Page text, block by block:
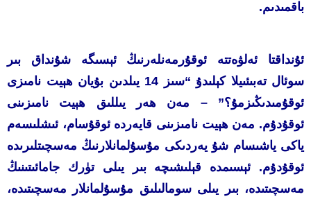
باقمىدىم.
ئۇنداقتا ئەلۋەتتە ئوقۇرمەنلەرنىڭ ئېسىگە شۇنداق بىر
سوئال تەبىئىيلا كېلىدۇ “سىز 14 يىلدىن بۇيان ھېيت نامىزى
ئوقۇمىدىڭىزمۇ؟” – مەن ھەر يىللىق ھېيت نامىزىنى
ئوقۇدۇم. مەن ھېيت نامىزىنى قايەردە ئوقۇسام، ئىشلىسەم
ياكى ياشىسام شۇ يەردىكى مۇسۇلمانلارنىڭ مەسچىتلىرىدە
ئوقۇدۇم. ئېسىمدە قېلىشىچە بىر يىلى تۈرك جامائىتىنىڭ
مەسچىتىدە، بىر يىلى سومالىلىق مۇسۇلمانلار مەسچىتىدە،